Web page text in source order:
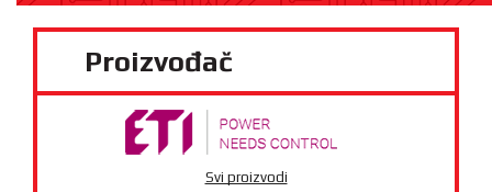
Proizvođač
Svi proizvodi